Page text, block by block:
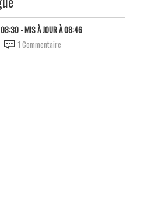
08:30- MIS À JOUR À 08:46
1 Commentaire